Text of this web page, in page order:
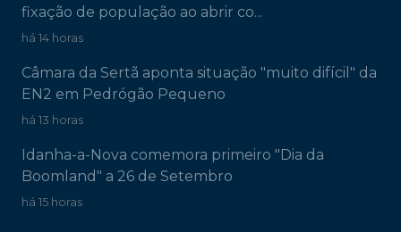
fixação de população ao abrir co...
há 14 horas
Câmara da Sertã aponta situação "muito difícil" da
EN2 em Pedrógão Pequeno
há 13 horas
Idanha-a-Nova comemora primeiro "Dia da
Boomland" a 26 de Setembro
há 15 horas